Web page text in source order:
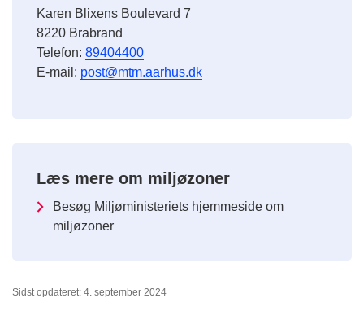
Karen Blixens Boulevard 7
8220 Brabrand
Telefon: 89404400
E-mail: post@mtm.aarhus.dk
Læs mere om miljøzoner
Besøg Miljøministeriets hjemmeside om
miljøzoner
Sidst opdateret: 4. september 2024